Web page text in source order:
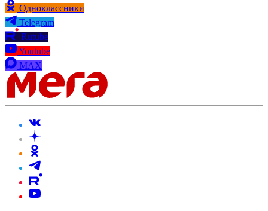
Одноклассники
Telegram
Rutube
Youtube
MAX